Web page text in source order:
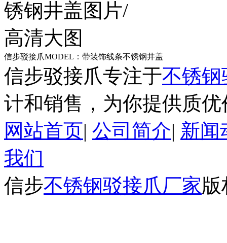
信步驳接爪MODEL：带装饰线条不锈钢井盖
信步驳接爪专注于不锈钢
计和销售，为你提供质
网站首页| 公司简介| 新闻
我们
信步不锈钢驳接爪厂家版